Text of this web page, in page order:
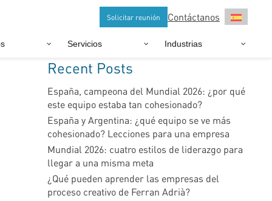
Solicitar reunión Contáctanos
Servicios Industrias
Recent Posts
España, campeona del Mundial 2026: ¿por qué
este equipo estaba tan cohesionado?
España y Argentina: ¿qué equipo se ve más
cohesionado? Lecciones para una empresa
Mundial 2026: cuatro estilos de liderazgo para
llegar a una misma meta
¿Qué pueden aprender las empresas del
proceso creativo de Ferran Adrià?